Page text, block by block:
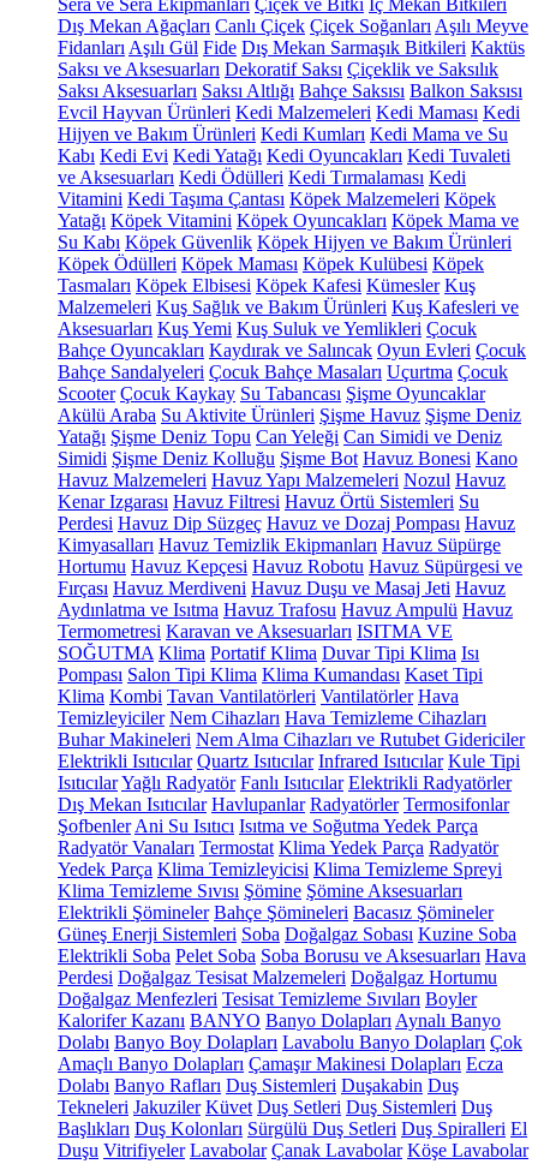
Sera ve Sera Ekipmanları Çiçek ve Bitki İç Mekan Bitkileri
Dış Mekan Ağaçları Canlı Çiçek Çiçek Soğanları Aşılı Meyve
Fidanları Aşılı Gül Fide Dış Mekan Sarmaşık Bitkileri Kaktüs
Saksı ve Aksesuarları Dekoratif Saksı Çiçeklik ve Saksılık
Saksı Aksesuarları Saksı Altlığı Bahçe Saksısı Balkon Saksısı
Evcil Hayvan Ürünleri Kedi Malzemeleri Kedi Maması Kedi
Hijyen ve Bakım Ürünleri Kedi Kumları Kedi Mama ve Su
Kabı Kedi Evi Kedi Yatağı Kedi Oyuncakları Kedi Tuvaleti
ve Aksesuarları Kedi Ödülleri Kedi Tırmalaması Kedi
Vitamini Kedi Taşıma Çantası Köpek Malzemeleri Köpek
Yatağı Köpek Vitamini Köpek Oyuncakları Köpek Mama ve
Su Kabı Köpek Güvenlik Köpek Hijyen ve Bakım Ürünleri
Köpek Ödülleri Köpek Maması Köpek Kulübesi Köpek
Tasmaları Köpek Elbisesi Köpek Kafesi Kümesler Kuş
Malzemeleri Kuş Sağlık ve Bakım Ürünleri Kuş Kafesleri ve
Aksesuarları Kuş Yemi Kuş Suluk ve Yemlikleri Çocuk
Bahçe Oyuncakları Kaydırak ve Salıncak Oyun Evleri Çocuk
Bahçe Sandalyeleri Çocuk Bahçe Masaları Uçurtma Çocuk
Scooter Çocuk Kaykay Su Tabancası Şişme Oyuncaklar
Akülü Araba Su Aktivite Ürünleri Şişme Havuz Şişme Deniz
Yatağı Şişme Deniz Topu Can Yeleği Can Simidi ve Deniz
Simidi Şişme Deniz Kolluğu Şişme Bot Havuz Bonesi Kano
Havuz Malzemeleri Havuz Yapı Malzemeleri Nozul Havuz
Kenar Izgarası Havuz Filtresi Havuz Örtü Sistemleri Su
Perdesi Havuz Dip Süzgeç Havuz ve Dozaj Pompası Havuz
Kimyasalları Havuz Temizlik Ekipmanları Havuz Süpürge
Hortumu Havuz Kepçesi Havuz Robotu Havuz Süpürgesi ve
Fırçası Havuz Merdiveni Havuz Duşu ve Masaj Jeti Havuz
Aydınlatma ve Isıtma Havuz Trafosu Havuz Ampulü Havuz
Termometresi Karavan ve Aksesuarları ISITMA VE
SOĞUTMA Klima Portatif Klima Duvar Tipi Klima Isı
Pompası Salon Tipi Klima Klima Kumandası Kaset Tipi
Klima Kombi Tavan Vantilatörleri Vantilatörler Hava
Temizleyiciler Nem Cihazları Hava Temizleme Cihazları
Buhar Makineleri Nem Alma Cihazları ve Rutubet Gidericiler
Elektrikli Isıtıcılar Quartz Isıtıcılar Infrared Isıtıcılar Kule Tipi
IsıtıcılarYağlı Radyatör Fanlı Isıtıcılar Elektrikli Radyatörler
Dış Mekan Isıtıcılar Havlupanlar Radyatörler Termosifonlar
Şofbenler Ani Su Isıtıcı Isıtma ve Soğutma Yedek Parça
Radyatör Vanaları Termostat Klima Yedek Parça Radyatör
Yedek Parça Klima Temizleyicisi Klima Temizleme Spreyi
Klima Temizleme Sıvısı Şömine Şömine Aksesuarları
Elektrikli Şömineler Bahçe Şömineleri Bacasız Şömineler
Güneş Enerji Sistemleri Soba Doğalgaz Sobası Kuzine Soba
Elektrikli Soba Pelet Soba Soba Borusu ve Aksesuarları Hava
Perdesi Doğalgaz Tesisat Malzemeleri Doğalgaz Hortumu
Doğalgaz Menfezleri Tesisat Temizleme Sıvıları Boyler
Kalorifer Kazanı BANYO Banyo Dolapları Aynalı Banyo
Dolabı Banyo Boy Dolapları Lavabolu Banyo Dolapları Çok
Amaçlı Banyo Dolapları Çamaşır Makinesi Dolapları Ecza
Dolabı Banyo Rafları Duş Sistemleri Duşakabin Duş
Tekneleri Jakuziler Küvet Duş Setleri Duş Sistemleri Duş
Başlıkları Duş Kolonları Sürgülü Duş Setleri Duş Spiralleri El
Duşu Vitrifiyeler Lavabolar Çanak Lavabolar Köşe Lavabolar